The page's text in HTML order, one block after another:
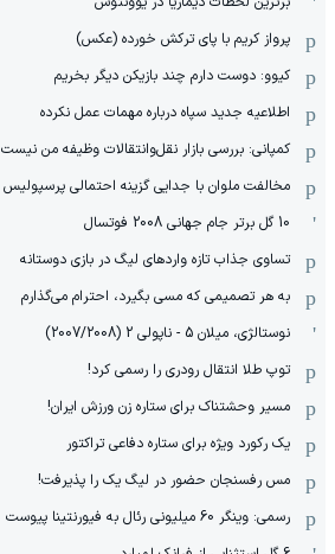
پرواز کریم با پای ترکش خورده (عکس)
کیوو: دوست دارم چند بازیکن دیگر بخریم
اطلاعیه جدید سپاه درباره مهمات عمل نکرده
کمپانی: بررسی بازار نقل‌وانتقالات وظیفه من نیست
مخالفت ملوان با جدایی گزینه احتمالی پرسپولیس
10 گل برتر جام جهانی 2008 فوتسال
تساوی جذاب تازه واردهای لیگ در بازی دوستانه
به هر تصمیمی که مسی بگیرد، احترام می‌گذارم
نوستالژی، میلان 5 - ناپولی 2 (2007/2008)
توپ طلا انتقال رودری را رسمی کرد!
مسیر وحشتناک برای ستاره زن ورزش ایران!
یک رکورد ویژه برای ستاره دفاعی تراکتور
مس رفسنجان حضور در لیگ یک را پذیرفت!
رسمی: وینگر 60 میلیونی رئال به فیورنتینا پیوست